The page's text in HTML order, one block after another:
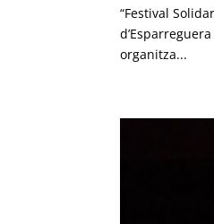
“Festival
organitza...